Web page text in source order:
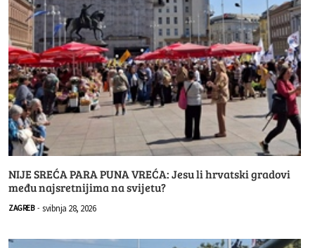
NIJE SREĆA PARA PUNA VREĆA: Jesu li hrvatski gradovi
među najsretnijima na svijetu?
ZAGREB - svibnja 28, 2026